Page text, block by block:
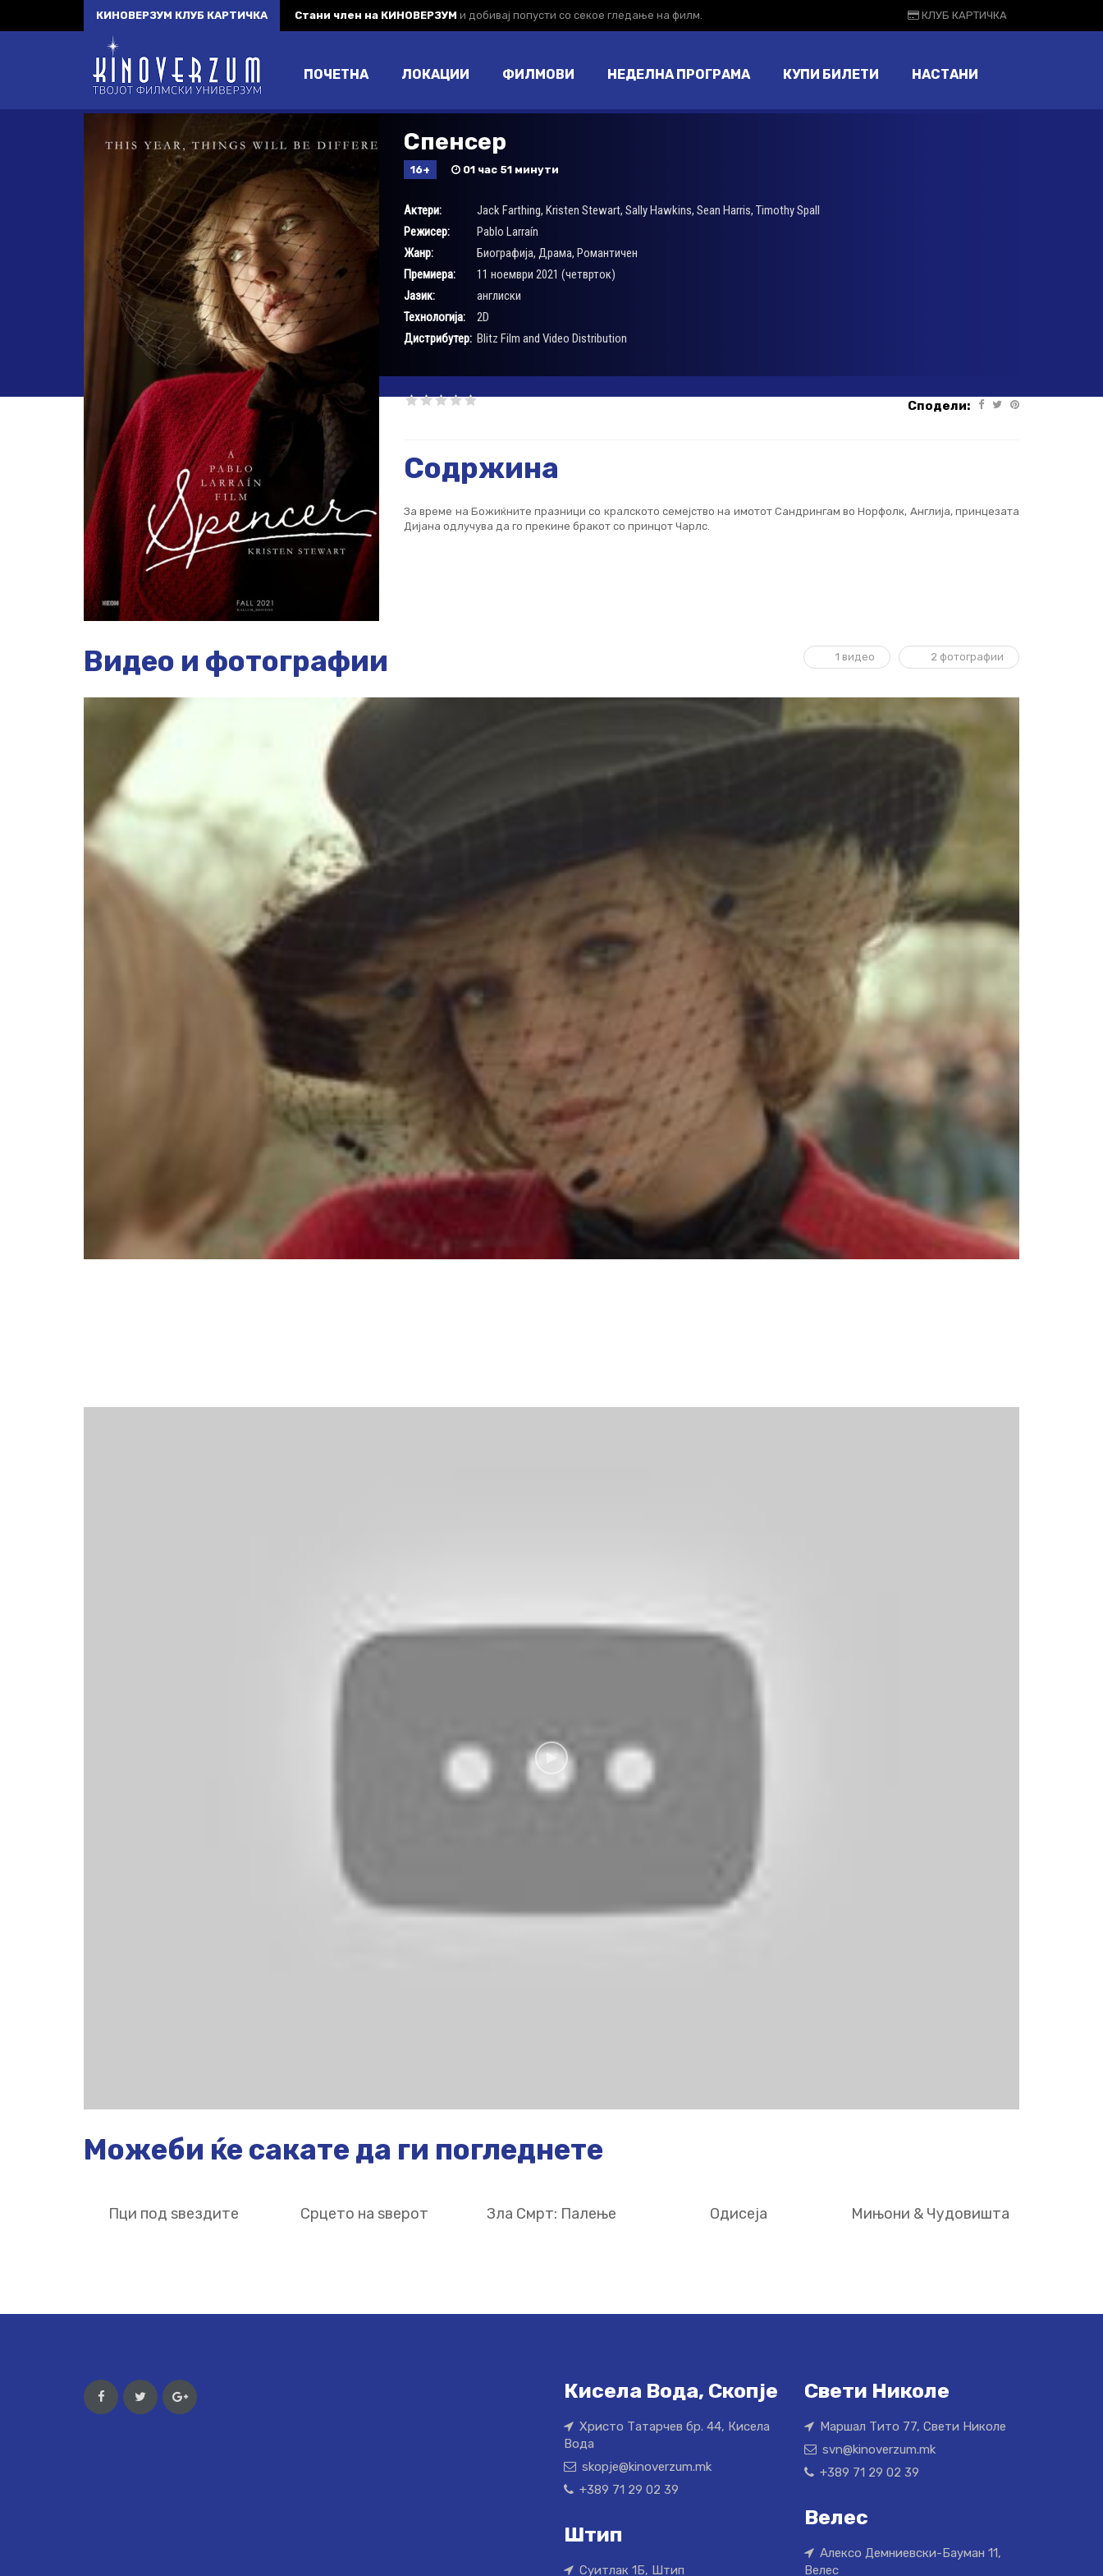
КИНОВЕРЗУМ КЛУБ КАРТИЧКА Стани член на КИНОВЕРЗУМ и добивај попусти со секое гледање на филм. КЛУБ КАРТИЧКА
ПОЧЕТНА ЛОКАЦИИ ФИЛМОВИ НЕДЕЛНА ПРОГРАМА КУПИ БИЛЕТИ НАСТАНИ
Спенсер
16+ 01 час 51 минути
Актери: Jack Farthing, Kristen Stewart, Sally Hawkins, Sean Harris, Timothy Spall
Режисер:
Pablo Larraín
Жанр:
Биографија, Драма, Романтичен
Премиера:
11 ноември 2021 (четврток)
Јазик:
англиски
Технологија:
2D
Дистрибутер: Blitz Film and Video Distribution
Сподели:
Содржина
За време на Божиќните празници со кралското семејство на имотот Сандрингам во Норфолк, Англија, принцезата
Дијана одлучува да го прекине бракот со принцот Чарлс.
Видео и фотографии 1 видео 2 фотографии
Можеби ќе сакате да ги погледнете
Пци под ѕвездите Срцето на ѕверот Зла Смрт: Палење Одисеја Мињони & Чудовишта
Кисела Вода, Скопје
Христо Татарчев бр. 44, Кисела
Вода
skopje@kinoverzum.mk
+389 71 29 02 39
Штип
Суитлак 1Б, Штип
Свети Николе
Маршал Тито 77, Свети Николе
svn@kinoverzum.mk
+389 71 29 02 39
Велес
Алексо Демниевски-Бауман 11,
Велес